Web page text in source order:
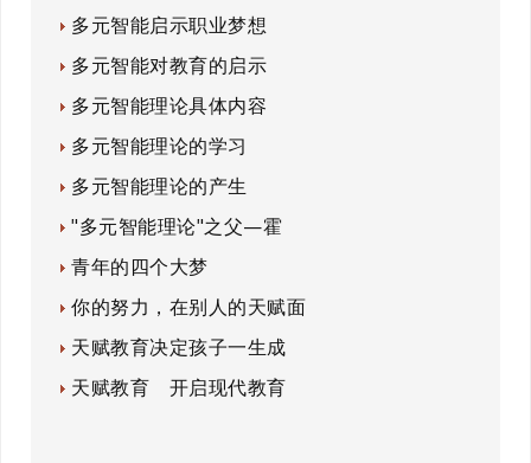
多元智能启示职业梦想
多元智能对教育的启示
多元智能理论具体内容
多元智能理论的学习
多元智能理论的产生
"多元智能理论"之父—霍
青年的四个大梦
你的努力，在别人的天赋面
天赋教育决定孩子一生成
天赋教育 开启现代教育